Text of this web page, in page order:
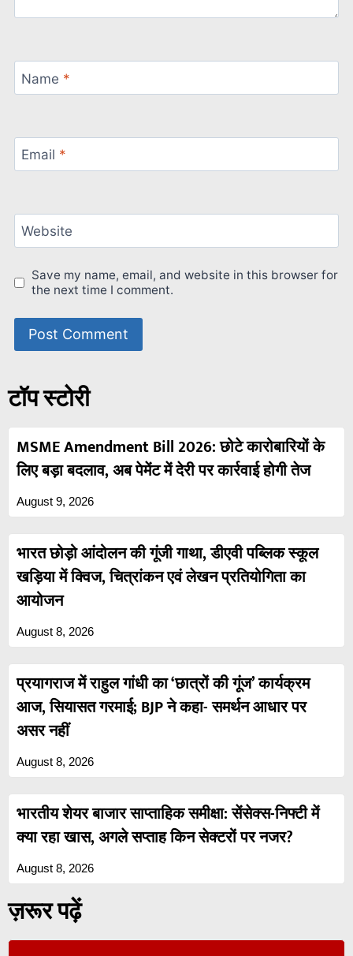
Name *
Email *
Website
Save my name, email, and website in this browser for
the next time I comment.
टॉप स्टोरी
MSME Amendment Bill 2026: छोटे कारोबारियों के
लिए बड़ा बदलाव, अब पेमेंट में देरी पर कार्रवाई होगी तेज
August 9, 2026
भारत छोड़ो आंदोलन की गूंजी गाथा, डीएवी पब्लिक स्कूल
खड़िया में क्विज, चित्रांकन एवं लेखन प्रतियोगिता का
आयोजन
August 8, 2026
प्रयागराज में राहुल गांधी का ‘छात्रों की गूंज’ कार्यक्रम
आज, सियासत गरमाई; BJP ने कहा- समर्थन आधार पर
असर नहीं
August 8, 2026
भारतीय शेयर बाजार साप्ताहिक समीक्षा: सेंसेक्स-निफ्टी में
क्या रहा खास, अगले सप्ताह किन सेक्टरों पर नजर?
August 8, 2026
ज़रूर पढ़ें